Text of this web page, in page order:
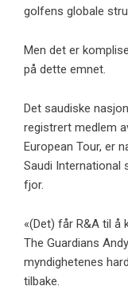
golfens globale
Men det er
på dette emnet.
Det saudiske
registrert medlem
European Tour, er
Saudi International
fjor.
«(Det) får R&A til å
The Guardians
myndighetenes
tilbake.